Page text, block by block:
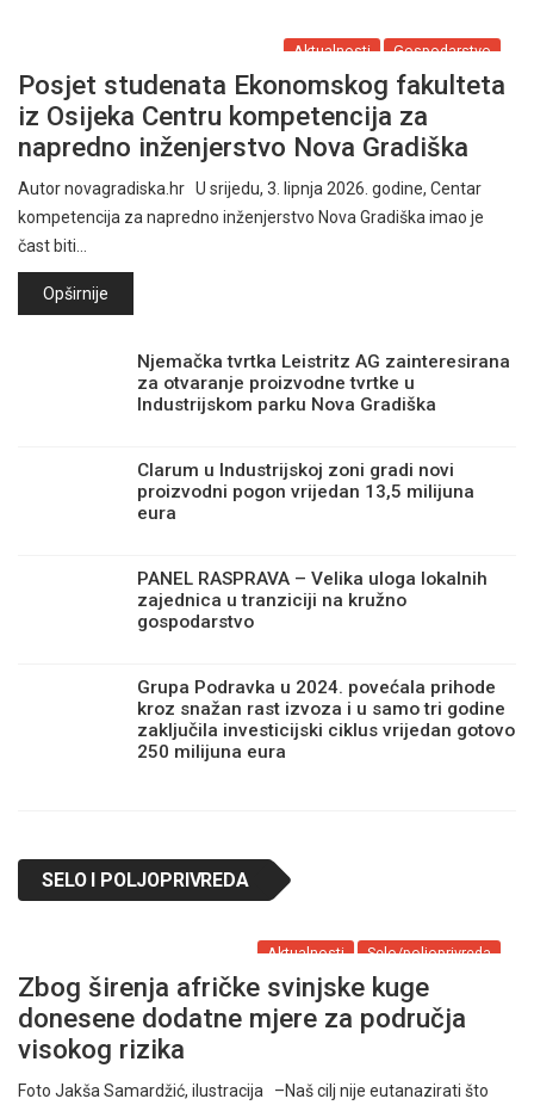
Aktualnosti Gospodarstvo
Posjet studenata Ekonomskog fakulteta
iz Osijeka Centru kompetencija za
napredno inženjerstvo Nova Gradiška
Autor novagradiska.hr U srijedu, 3. lipnja 2026. godine, Centar
kompetencija za napredno inženjerstvo Nova Gradiška imao je
čast biti…
Opširnije
Njemačka tvrtka Leistritz AG zainteresirana
za otvaranje proizvodne tvrtke u
Industrijskom parku Nova Gradiška
Clarum u Industrijskoj zoni gradi novi
proizvodni pogon vrijedan 13,5 milijuna
eura
PANEL RASPRAVA – Velika uloga lokalnih
zajednica u tranziciji na kružno
gospodarstvo
Grupa Podravka u 2024. povećala prihode
kroz snažan rast izvoza i u samo tri godine
zaključila investicijski ciklus vrijedan gotovo
250 milijuna eura
SELO I POLJOPRIVREDA
Aktualnosti Selo/poljoprivreda
Zbog širenja afričke svinjske kuge
donesene dodatne mjere za područja
visokog rizika
Foto Jakša Samardžić, ilustracija –Naš cilj nije eutanazirati što